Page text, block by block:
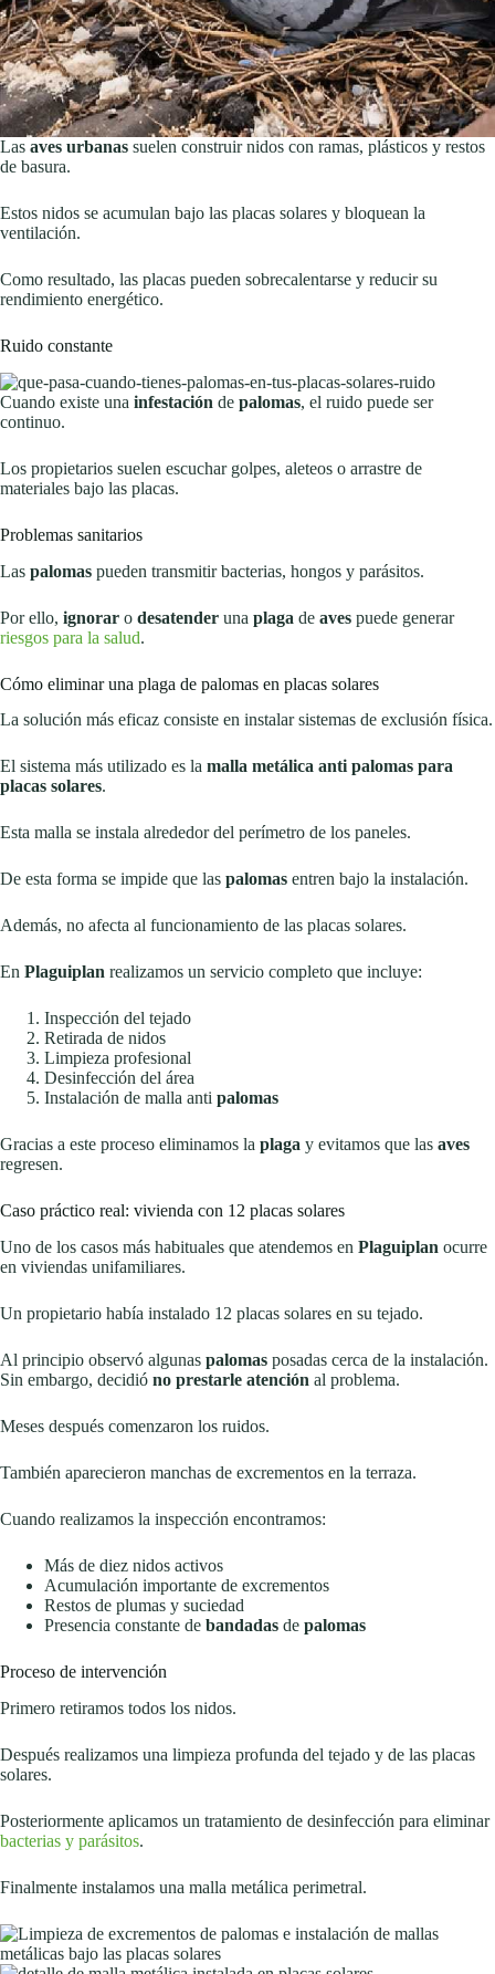
Las aves urbanas suelen construir nidos con ramas, plásticos y restos
de basura.
Estos nidos se acumulan bajo las placas solares y bloquean la
ventilación.
Como resultado, las placas pueden sobrecalentarse y reducir su
rendimiento energético.
Ruido constante
Cuando existe una infestación de palomas, el ruido puede ser
continuo.
Los propietarios suelen escuchar golpes, aleteos o arrastre de
materiales bajo las placas.
Problemas sanitarios
Las palomas pueden transmitir bacterias, hongos y parásitos.
Por ello, ignorar o desatender una plaga de aves puede generar
riesgos para la salud.
Cómo eliminar una plaga de palomas en placas solares
La solución más eficaz consiste en instalar sistemas de exclusión física.
El sistema más utilizado es la malla metálica anti palomas para
placas solares.
Esta malla se instala alrededor del perímetro de los paneles.
De esta forma se impide que las palomas entren bajo la instalación.
Además, no afecta al funcionamiento de las placas solares.
En Plaguiplan realizamos un servicio completo que incluye:
Inspección del tejado
Retirada de nidos
Limpieza profesional
Desinfección del área
Instalación de malla anti palomas
Gracias a este proceso eliminamos la plaga y evitamos que las aves
regresen.
Caso práctico real: vivienda con 12 placas solares
Uno de los casos más habituales que atendemos en Plaguiplan ocurre
en viviendas unifamiliares.
Un propietario había instalado 12 placas solares en su tejado.
Al principio observó algunas palomas posadas cerca de la instalación.
Sin embargo, decidió no prestarle atención al problema.
Meses después comenzaron los ruidos.
También aparecieron manchas de excrementos en la terraza.
Cuando realizamos la inspección encontramos:
Más de diez nidos activos
Acumulación importante de excrementos
Restos de plumas y suciedad
Presencia constante de bandadas de palomas
Proceso de intervención
Primero retiramos todos los nidos.
Después realizamos una limpieza profunda del tejado y de las placas
solares.
Posteriormente aplicamos un tratamiento de desinfección para eliminar
bacterias y parásitos.
Finalmente instalamos una malla metálica perimetral.